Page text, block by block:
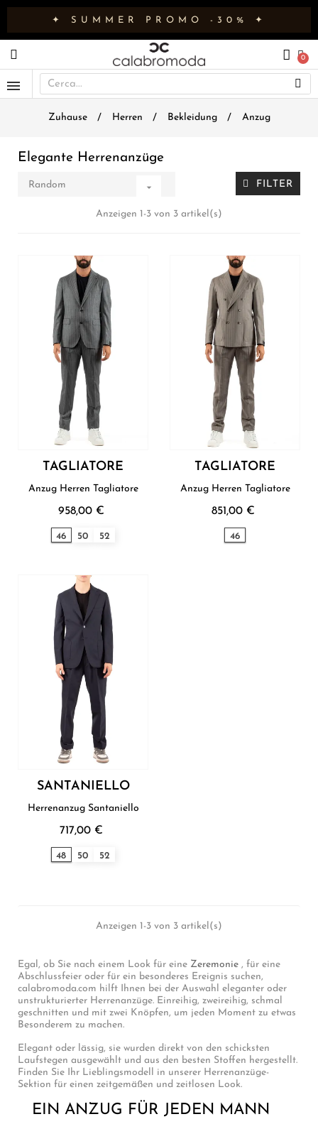
✦ SUMMER PROMO -30% ✦
Zuhause Herren Bekleidung Anzug
Elegante Herrenanzüge
Random  FILTER
Anzeigen 1-3 von 3 artikel(s)
TAGLIATORE
Anzug Herren Tagliatore
958,00 €
46 50 52
TAGLIATORE
Anzug Herren Tagliatore
851,00 €
46
SANTANIELLO
Herrenanzug Santaniello
717,00 €
48 50 52
Anzeigen 1-3 von 3 artikel(s)
Egal, ob Sie nach einem Look für eine Zeremonie , für eine
Abschlussfeier oder für ein besonderes Ereignis suchen,
calabromoda.com hilft Ihnen bei der Auswahl eleganter oder
unstrukturierter Herrenanzüge. Einreihig, zweireihig, schmal
geschnitten und mit zwei Knöpfen, um jeden Moment zu etwas
Besonderem zu machen.
Elegant oder lässig, sie wurden direkt von den schicksten
Laufstegen ausgewählt und aus den besten Stoffen hergestellt.
Finden Sie Ihr Lieblingsmodell in unserer Herrenanzüge-
Sektion für einen zeitgemäßen und zeitlosen Look.
EIN ANZUG FÜR JEDEN MANN